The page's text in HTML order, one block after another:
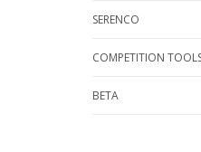
SERENCO
COMPETITION
BETA